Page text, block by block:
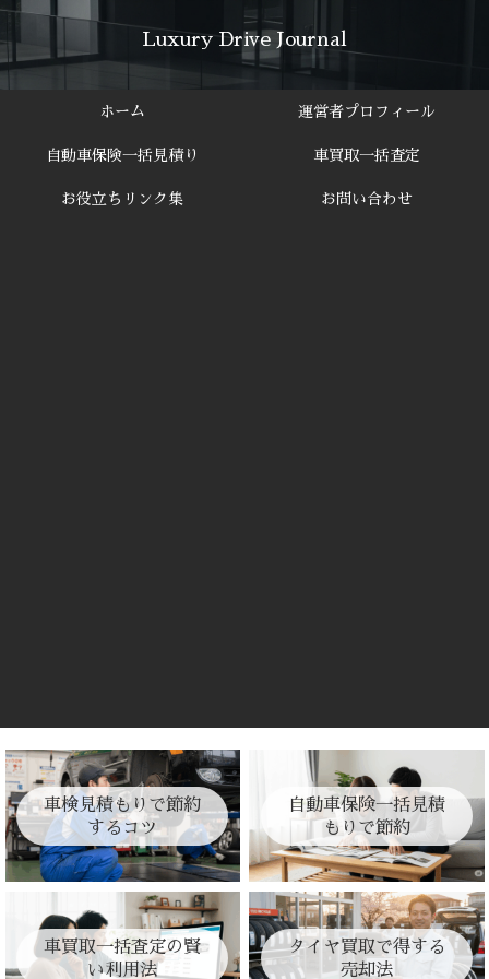
Luxury Drive Journal
ホーム 運営者プロフィール
自動車保険一括見積り 車買取一括査定
お役立ちリンク集 お問い合わせ
車検見積もりで節約
するコツ
自動車保険一括見積
もりで節約
車買取一括査定の賢
い利用法
タイヤ買取で得する
売却法